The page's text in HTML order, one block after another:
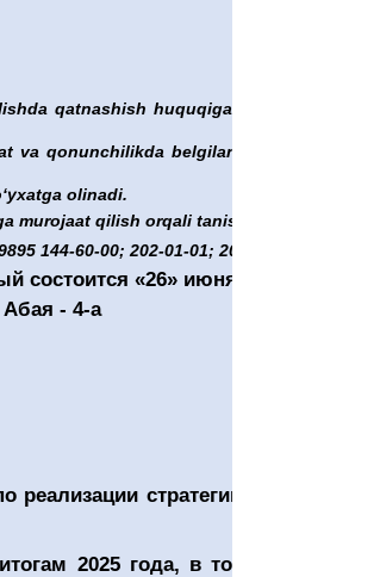
qatnashish huquqiga ega boʻlgan
va qonunchilikda belgilangan tartibda
olinadi.
murojaat qilish orqali tanishish
144-60-00; 202-01-01; 202-70-70.
состоится «26» июня
- 4-а
стратегии развития
2025года, в том числе о